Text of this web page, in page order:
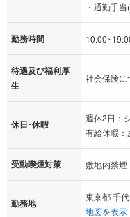
・通勤手
勤務時間
待遇及び福利厚
生
社会保険に
休日･休暇
週休2日：
有給休暇：
受動喫煙対策 敷地内禁煙
勤務地
東京都 千
地図を表示